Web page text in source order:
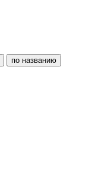
по названию